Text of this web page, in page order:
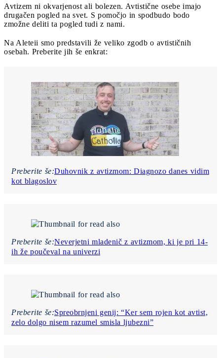
Avtizem ni okvarjenost ali bolezen. Avtistične osebe imajo
drugačen pogled na svet. S pomočjo in spodbudo bodo
zmožne deliti ta pogled tudi z nami.
Na Aleteii smo predstavili že veliko zgodb o avtističnih
osebah. Preberite jih še enkrat:
Preberite še:Duhovnik z avtizmom: Diagnozo danes vidim
kot blagoslov
Preberite še:Neverjetni mladenič z avtizmom, ki je pri 14-
ih že poučeval na univerzi
Preberite še:Spreobrnjeni genij: “Ker sem rojen kot avtist,
zelo dolgo nisem razumel smisla ljubezni”